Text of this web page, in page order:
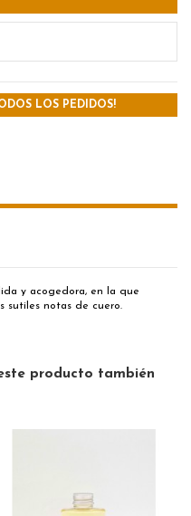
LOS PEDIDOS!
y acogedora, en la que
sutiles notas de cuero.
producto también